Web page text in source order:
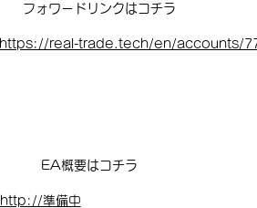
フォワードリンクはコチラ
https://real-trade.tech/en/accounts/
EA概要はコチラ
http://準備中